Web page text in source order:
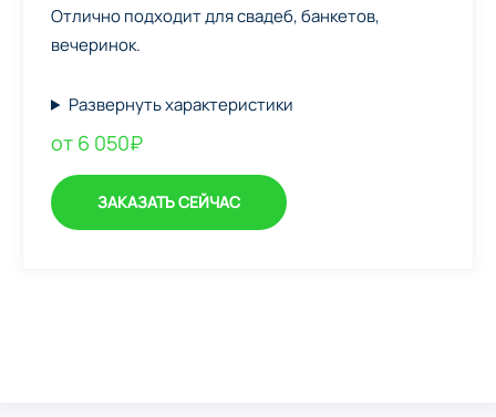
Отлично подходит для свадеб, банкетов,
вечеринок.
Развернуть характеристики
от 6 050₽
ЗАКАЗАТЬ СЕЙЧАС